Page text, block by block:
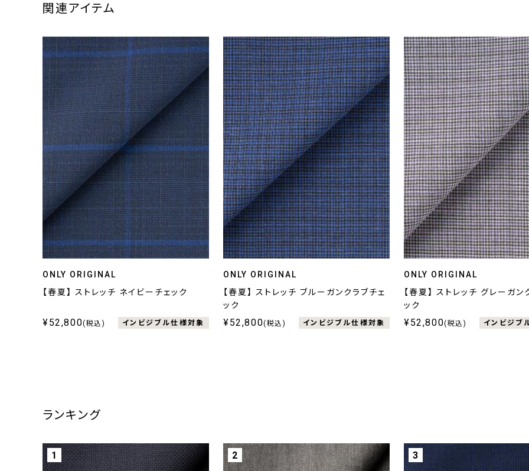
関連アイテム
ONLY ORIGINAL
【春夏】 ストレッチ ネイビーチェック
¥52,800(税込) インビジブル仕様対象
ONLY ORIGINAL
【春夏】 ストレッチ ブルーガンクラブチェ
ック
¥52,800(税込) インビジブル仕様対象
ONLY ORIGINAL
【春夏】 ストレッチ グレーガン
ック
¥52,800(税込) インビジブ
ランキング
1 2 3